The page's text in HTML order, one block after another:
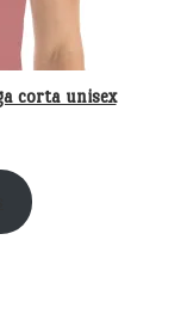
corta unisex